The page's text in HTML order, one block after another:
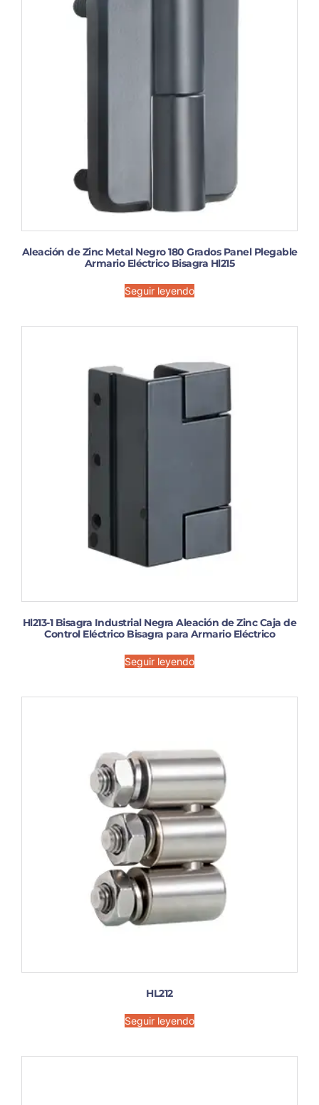
Aleación de Zinc Metal Negro 180 Grados Panel Plegable
Armario Eléctrico Bisagra Hl215
Seguir leyendo
Hl213-1 Bisagra Industrial Negra Aleación de Zinc Caja de
Control Eléctrico Bisagra para Armario Eléctrico
Seguir leyendo
HL212
Seguir leyendo